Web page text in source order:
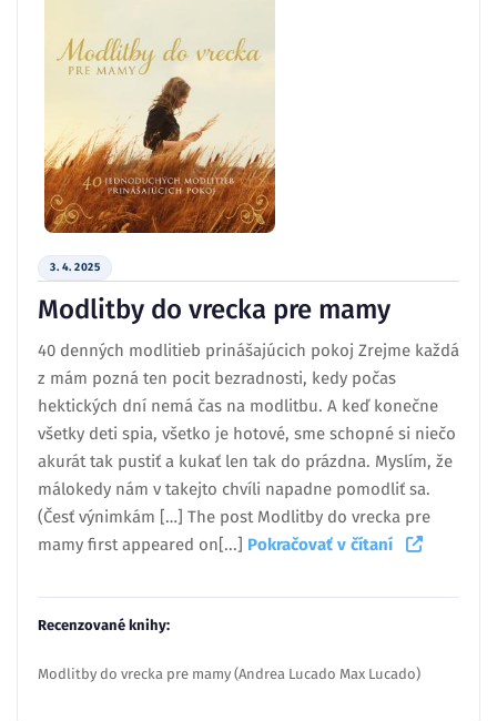
3. 4. 2025
Modlitby do vrecka pre mamy
40 denných modlitieb prinášajúcich pokoj Zrejme každá
z mám pozná ten pocit bezradnosti, kedy počas
hektických dní nemá čas na modlitbu. A keď konečne
všetky deti spia, všetko je hotové, sme schopné si niečo
akurát tak pustiť a kukať len tak do prázdna. Myslím, že
málokedy nám v takejto chvíli napadne pomodliť sa.
(Česť výnimkám […] The post Modlitby do vrecka pre
mamy first appeared on[...] Pokračovať v čítaní
Recenzované knihy:
Modlitby do vrecka pre mamy (Andrea Lucado Max Lucado)